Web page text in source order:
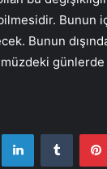
Bunun
Bunun
LinkedInTumblr